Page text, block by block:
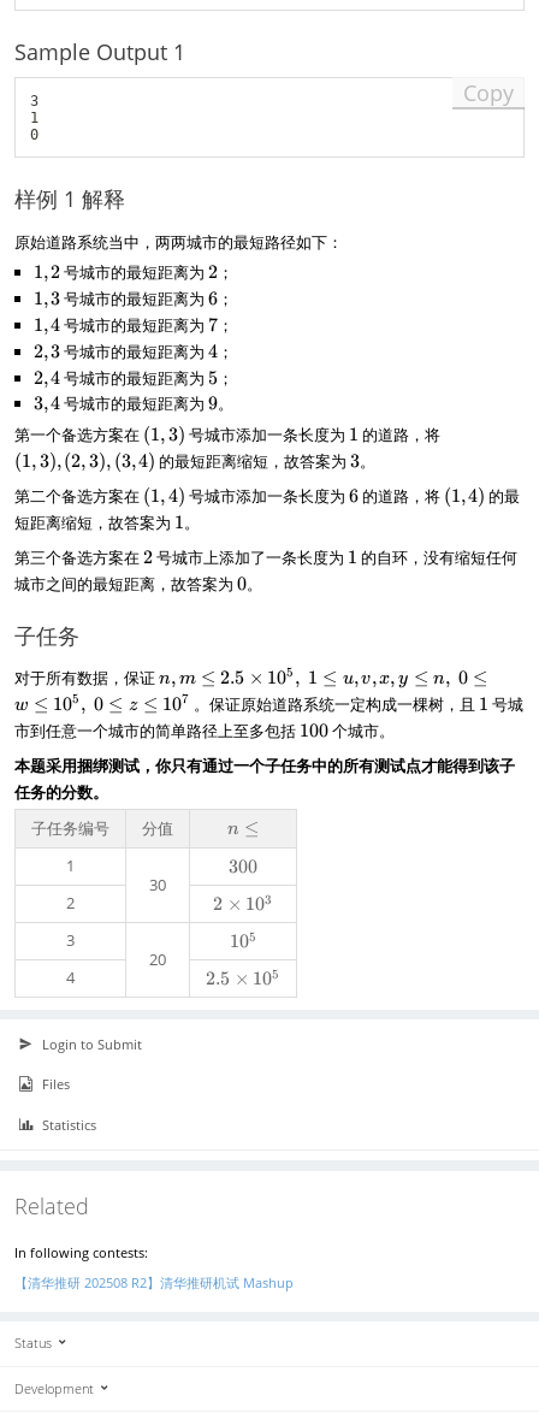
Sample Output 1
3
1
0
Copy
样例 1 解释
原始道路系统当中，两两城市的最短路径如下：
1
,
2
1,2号城市的最短距离为2
2 ；
1
,
3
1,3号城市的最短距离为6
6 ；
1
,
4
1,4号城市的最短距离为 7
7 ；
2
,
3
2,3号城市的最短距离为4
4 ；
2
,
2,4号城市的最短距离为5
5 ；
3
3,4号城市的最短距离为9
9。
第一个备选方案在 (
1
3
)
(1,3) 号城市添加一条长度为 11 的道路，将(
3
(
,
(
3
4
)
(1,3),(2,3), (3,4) 的最短距离缩短，故答案为3
3。
第二个备选方案在 (
1
,
4
)
(1,4) 号城市添加一条长度为 6
6的道路，将 (
4
(1,4) 的最
短距离缩短，故答案为 11。
第三个备选方案在2
2号城市上添加了一条长度为 11 的自环，没有缩短任何
城市之间的最短距离，故答案为0
0。
子任务
对于所有数据，保证n,
m
\l
e
2.
\
ti
m
1
5,
1
e
n, m ≤ 2.5 × 105 , 1 ≤ u,v,x, y ≤ n, 0 ≤
w ≤ 105 , 0 ≤ z ≤ 107 。保证原始道路系统一定构成一棵树，且 11 号城
市到任意一个城市的简单路径上至多包括 1
0
100个城市。
本题采用捆绑测试，你只有通过一个子任务中的所有测试点才能得到该子
任务的分数。
子任务编号
分值
n
\
l
n ≤
1
30
3
0
0
300
2
2
\
m
es
2 × 103
3
20
1
0
^
105
4
2.
5
2.5 × 105
Login to Submit
Files
Statistics
Related
In following contests:
【清华推研 202508 R2】清华推研机试 Mashup
Status
Development